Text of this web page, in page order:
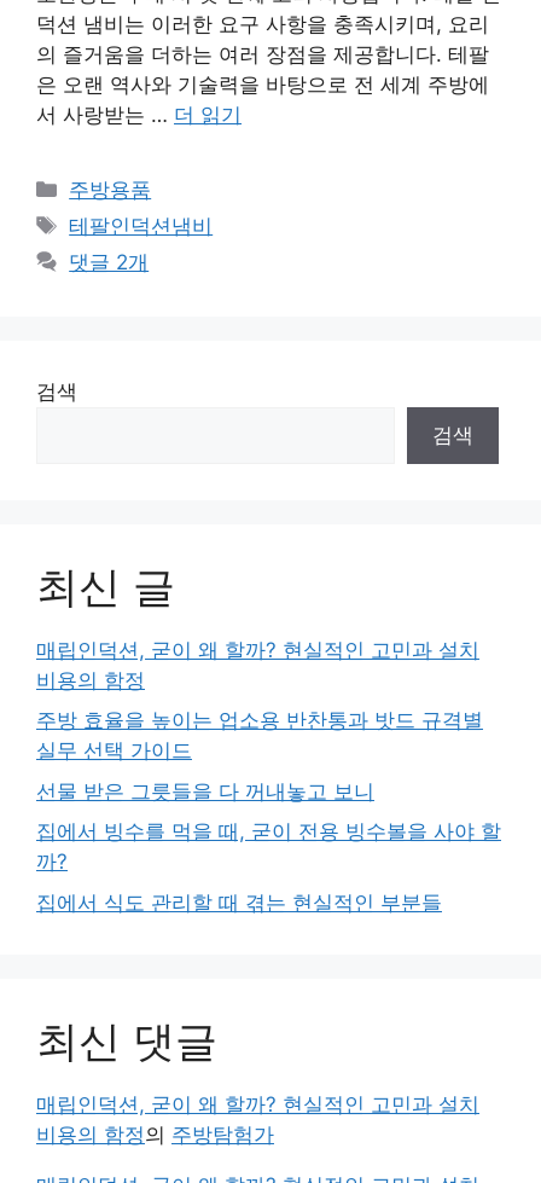
덕션 냄비는 이러한 요구 사항을 충족시키며, 요리
의 즐거움을 더하는 여러 장점을 제공합니다. 테팔
은 오랜 역사와 기술력을 바탕으로 전 세계 주방에
서 사랑받는 … 더 읽기
카
테
고
리
주방용품
태
그
테팔인덕션냄비
댓글 2개
검색
검색
최신 글
매립인덕션, 굳이 왜 할까? 현실적인 고민과 설치
비용의 함정
주방 효율을 높이는 업소용 반찬통과 밧드 규격별
실무 선택 가이드
선물 받은 그릇들을 다 꺼내놓고 보니
집에서 빙수를 먹을 때, 굳이 전용 빙수볼을 사야 할
까?
집에서 식도 관리할 때 겪는 현실적인 부분들
최신 댓글
매립인덕션, 굳이 왜 할까? 현실적인 고민과 설치
비용의 함정의 주방탐험가